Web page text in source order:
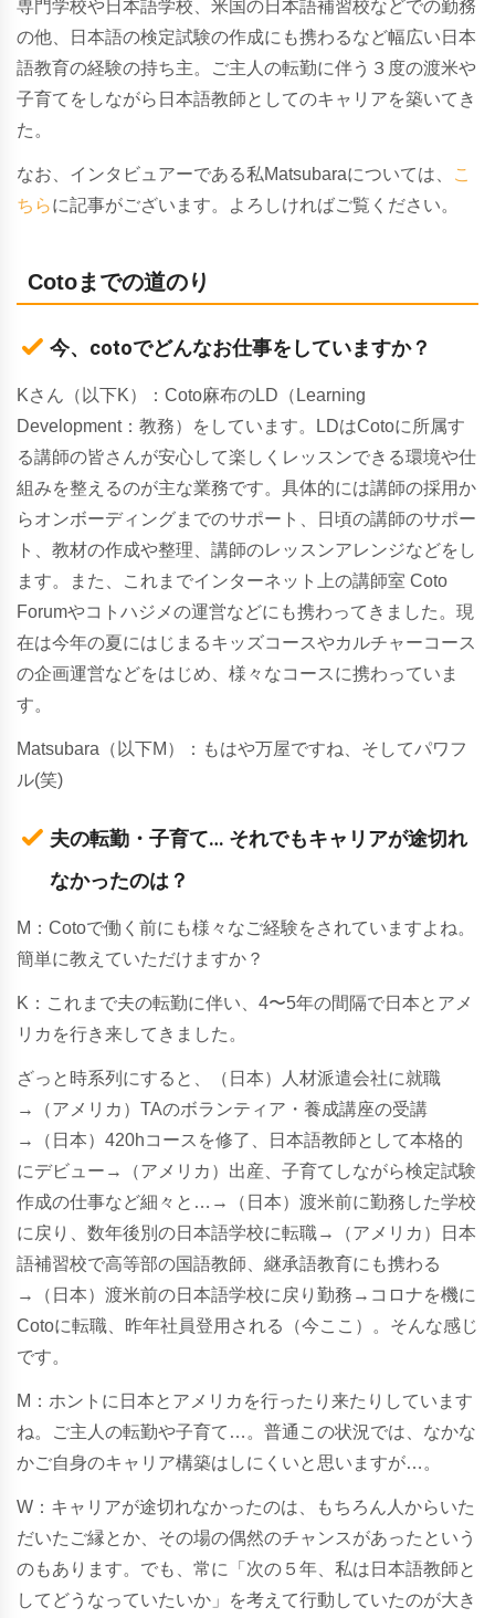
専門学校や日本語学校、米国の日本語補習校などでの勤務
の他、日本語の検定試験の作成にも携わるなど幅広い日本
語教育の経験の持ち主。ご主人の転勤に伴う３度の渡米や
子育てをしながら日本語教師としてのキャリアを築いてき
た。
なお、インタビュアーである私Matsubaraについては、
こ
ちらに記事がございます。よろしければご覧ください。
Cotoまでの道のり
今、cotoでどんなお仕事をしていますか？
Kさん（以下K）：Coto麻布のLD（Learning
Development：教務）をしています。LDはCotoに所属す
る講師の皆さんが安心して楽しくレッスンできる環境や仕
組みを整えるのが主な業務です。具体的には講師の採用か
らオンボーディングまでのサポート、日頃の講師のサポー
ト、教材の作成や整理、講師のレッスンアレンジなどをし
ます。また、これまでインターネット上の講師室 Coto
Forumやコトハジメの運営などにも携わってきました。現
在は今年の夏にはじまるキッズコースやカルチャーコース
の企画運営などをはじめ、様々なコースに携わっていま
す。
Matsubara（以下M）：もはや万屋ですね、そしてパワフ
ル(笑)
夫の転勤・子育て… それでもキャリアが途切れ
なかったのは？
M：Cotoで働く前にも様々なご経験をされていますよね。
簡単に教えていただけますか？
K：これまで夫の転勤に伴い、4〜5年の間隔で日本とアメ
リカを行き来してきました。
ざっと時系列にすると、（日本）人材派遣会社に就職
→（アメリカ）TAのボランティア・養成講座の受講
→（日本）420hコースを修了、日本語教師として本格的
にデビュー→（アメリカ）出産、子育てしながら検定試験
作成の仕事など細々と…→（日本）渡米前に勤務した学校
に戻り、数年後別の日本語学校に転職→（アメリカ）日本
語補習校で高等部の国語教師、継承語教育にも携わる
→（日本）渡米前の日本語学校に戻り勤務→コロナを機に
Cotoに転職、昨年社員登用される（今ここ）。そんな感じ
です。
M：ホントに日本とアメリカを行ったり来たりしています
ね。ご主人の転勤や子育て…。普通この状況では、なかな
かご自身のキャリア構築はしにくいと思いますが…。
W：キャリアが途切れなかったのは、もちろん人からいた
だいたご縁とか、その場の偶然のチャンスがあったという
のもあります。でも、常に「次の５年、私は日本語教師と
してどうなっていたいか」を考えて行動していたのが大き